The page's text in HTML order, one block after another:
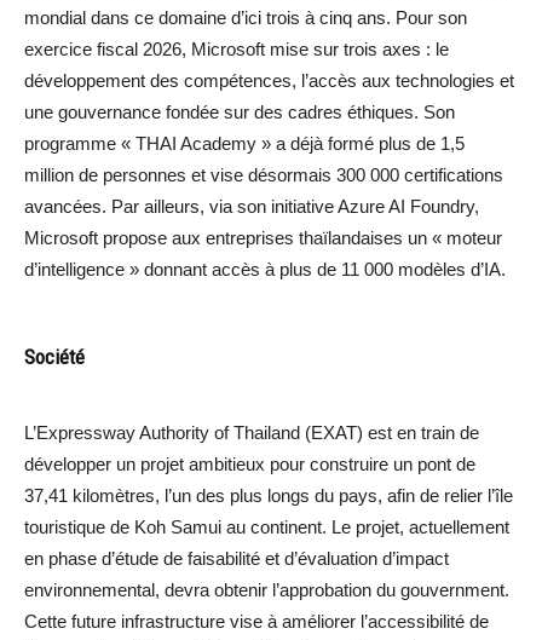
mondial dans ce domaine d’ici trois à cinq ans. Pour son
exercice fiscal 2026, Microsoft mise sur trois axes : le
développement des compétences, l’accès aux technologies et
une gouvernance fondée sur des cadres éthiques. Son
programme « THAI Academy » a déjà formé plus de 1,5
million de personnes et vise désormais 300 000 certifications
avancées. Par ailleurs, via son initiative Azure AI Foundry,
Microsoft propose aux entreprises thaïlandaises un « moteur
d’intelligence » donnant accès à plus de 11 000 modèles d’IA.
Société
L’Expressway Authority of Thailand (EXAT) est en train de
développer un projet ambitieux pour construire un pont de
37,41 kilomètres, l’un des plus longs du pays, afin de relier l’île
touristique de Koh Samui au continent. Le projet, actuellement
en phase d’étude de faisabilité et d’évaluation d’impact
environnemental, devra obtenir l’approbation du gouvernment.
Cette future infrastructure vise à améliorer l’accessibilité de